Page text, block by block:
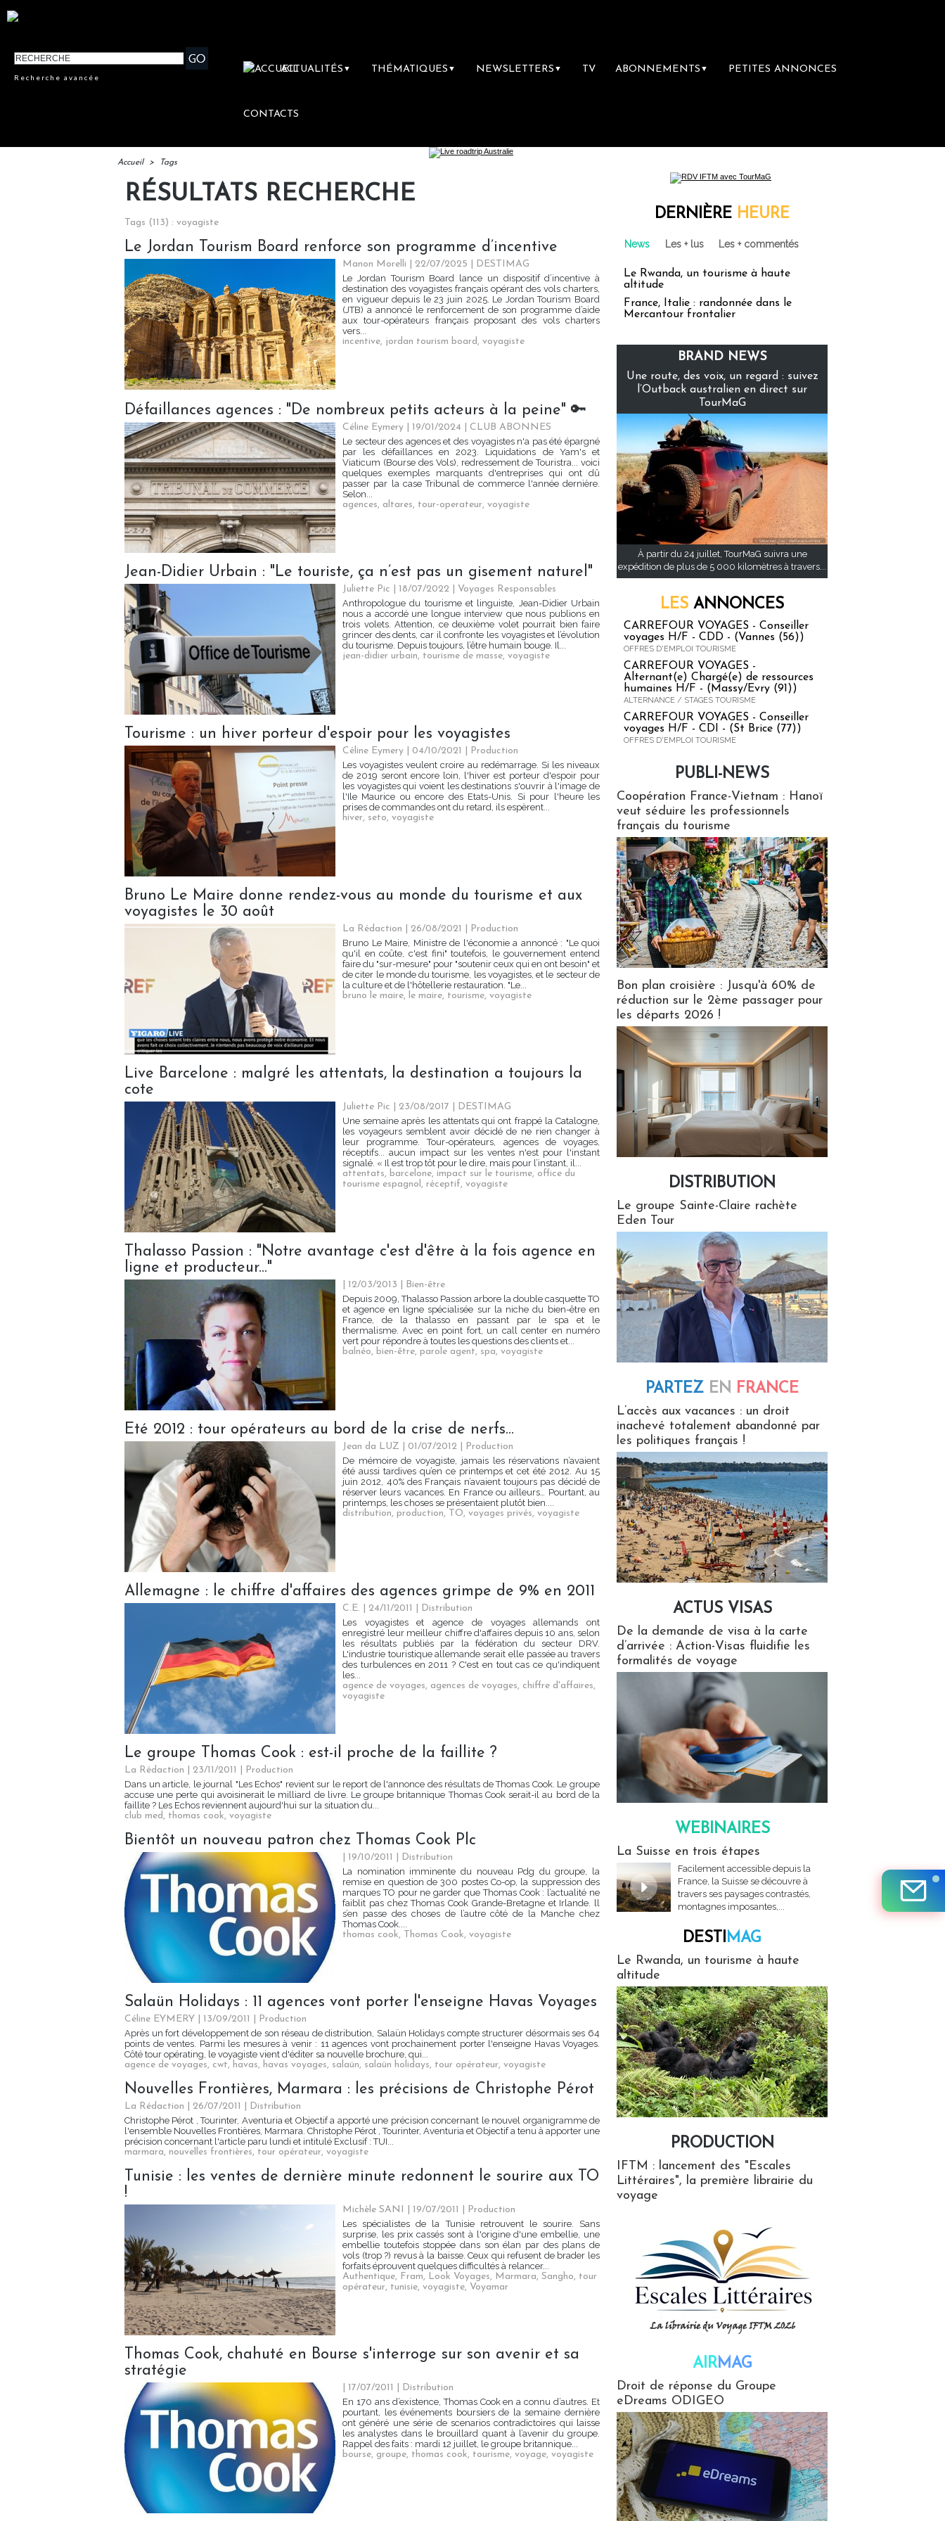
Recherche avancée
ACTUALITÉS ▼ THÉMATIQUES ▼ NEWSLETTERS ▼ TV ABONNEMENTS ▼ PETITES ANNONCES
CONTACTS
Accueil > Tags
RÉSULTATS RECHERCHE
Tags (113) : voyagiste
Le Jordan Tourism Board renforce son programme d’incentive
Manon Morelli | 22/07/2025
DESTIMAG
Le Jordan Tourism Board lance un dispositif d’incentive à
destination des voyagistes français opérant des vols charters,
en vigueur depuis le 23 juin 2025. Le Jordan Tourism Board
(JTB) a annoncé le renforcement de son programme d’aide
aux tour-opérateurs français proposant des vols charters
vers...
incentive, jordan tourism board, voyagiste
Défaillances agences : "De nombreux petits acteurs à la peine" 🔑
Céline Eymery | 19/01/2024
CLUB ABONNES
Le secteur des agences et des voyagistes n'a pas été épargné
par les défaillances en 2023. Liquidations de Yam's et
Viaticum (Bourse des Vols), redressement de Touristra... voici
quelques exemples marquants d'entreprises qui ont dû
passer par la case Tribunal de commerce l'année dernière.
Selon...
agences, altares, tour-operateur, voyagiste
Jean-Didier Urbain : "Le touriste, ça n’est pas un gisement naturel"
Juliette Pic | 18/07/2022
Voyages Responsables
Anthropologue du tourisme et linguiste, Jean-Didier Urbain
nous a accordé une longue interview que nous publions en
trois volets. Attention, ce deuxième volet pourrait bien faire
grincer des dents, car il confronte les voyagistes et l’évolution
du tourisme. Depuis toujours, l’être humain bouge. Il...
jean-didier urbain, tourisme de masse, voyagiste
Tourisme : un hiver porteur d'espoir pour les voyagistes
Céline Eymery | 04/10/2021
Production
Les voyagistes veulent croire au redémarrage. Si les niveaux
de 2019 seront encore loin, l'hiver est porteur d'espoir pour
les voyagistes qui voient les destinations s'ouvrir à l'image de
l'Ile Maurice ou encore des Etats-Unis. Si pour l'heure les
prises de commandes ont du retard, ils espèrent...
hiver, seto, voyagiste
Bruno Le Maire donne rendez-vous au monde du tourisme et aux
voyagistes le 30 août
La Rédaction | 26/08/2021
Production
Bruno Le Maire, Ministre de l'économie a annoncé : "Le quoi
qu'il en coûte, c'est fini" toutefois, le gouvernement entend
faire du "sur-mesure" pour "soutenir ceux qui en ont besoin" et
de citer le monde du tourisme, les voyagistes, et le secteur de
la culture et de l'hôtellerie restauration. "Le...
bruno le maire, le maire, tourisme, voyagiste
Live Barcelone : malgré les attentats, la destination a toujours la
cote
Juliette Pic | 23/08/2017
DESTIMAG
Une semaine après les attentats qui ont frappé la Catalogne,
les voyageurs semblent avoir décidé de ne rien changer à
leur programme. Tour-opérateurs, agences de voyages,
réceptifs... aucun impact sur les ventes n'est pour l'instant
signalé. « Il est trop tôt pour le dire, mais pour l’instant, il...
attentats, barcelone, impact sur le tourisme, office du
tourisme espagnol, réceptif, voyagiste
Thalasso Passion : "Notre avantage c'est d'être à la fois agence en
ligne et producteur..."
| 12/03/2013
Bien-être
Depuis 2009, Thalasso Passion arbore la double casquette TO
et agence en ligne spécialisée sur la niche du bien-être en
France, de la thalasso en passant par le spa et le
thermalisme. Avec en point fort, un call center en numéro
vert pour répondre à toutes les questions des clients et...
balnéo, bien-être, parole agent, spa, voyagiste
Eté 2012 : tour opérateurs au bord de la crise de nerfs…
Jean da LUZ | 01/07/2012
Production
De mémoire de voyagiste, jamais les réservations n’avaient
été aussi tardives qu’en ce printemps et cet été 2012. Au 15
juin 2012, 40% des Français n’avaient toujours pas décidé de
réserver leurs vacances. En France ou ailleurs… Pourtant, au
printemps, les choses se présentaient plutôt bien....
distribution, production, TO, voyages privés, voyagiste
Allemagne : le chiffre d'affaires des agences grimpe de 9% en 2011
C.E. | 24/11/2011
Distribution
Les voyagistes et agence de voyages allemands ont
enregistré leur meilleur chiffre d'affaires depuis 10 ans, selon
les résultats publiés par la fédération du secteur DRV.
L'industrie touristique allemande serait elle passée au travers
des turbulences en 2011 ? C'est en tout cas ce qu'indiquent
les...
agence de voyages, agences de voyages, chiffre d'affaires,
voyagiste
Le groupe Thomas Cook : est-il proche de la faillite ?
La Rédaction | 23/11/2011
Production
Dans un article, le journal "Les Echos" revient sur le report de l'annonce des résultats de Thomas Cook. Le groupe
accuse une perte qui avoisinerait le milliard de livre. Le groupe britannique Thomas Cook serait-il au bord de la
faillite ? Les Echos reviennent aujourd'hui sur la situation du...
club med, thomas cook, voyagiste
Bientôt un nouveau patron chez Thomas Cook Plc
| 19/10/2011
Distribution
La nomination imminente du nouveau Pdg du groupe, la
remise en question de 300 postes Co-op, la suppression des
marques TO pour ne garder que Thomas Cook : l’actualité ne
faiblit pas chez Thomas Cook Grande-Bretagne et Irlande. ll
s’en passe des choses de l’autre côté de la Manche chez
Thomas Cook....
thomas cook, Thomas Cook, voyagiste
Salaün Holidays : 11 agences vont porter l'enseigne Havas Voyages
Céline EYMERY | 13/09/2011
Production
Après un fort développement de son réseau de distribution, Salaün Holidays compte structurer désormais ses 64
points de ventes. Parmi les mesures à venir : 11 agences vont prochainement porter l'enseigne Havas Voyages.
Côté tour opérating, le voyagiste vient d'éditer sa nouvelle brochure, qui...
agence de voyages, cwt, havas, havas voyages, salaün, salaün holidays, tour opérateur, voyagiste
Nouvelles Frontières, Marmara : les précisions de Christophe Pérot
La Rédaction | 26/07/2011
Distribution
Christophe Pérot , Tourinter, Aventuria et Objectif a apporté une précision concernant le nouvel organigramme de
l'ensemble Nouvelles Frontières, Marmara. Christophe Pérot , Tourinter, Aventuria et Objectif a tenu à apporter une
précision concernant l'article paru lundi et intitulé Exclusif : TUI...
marmara, nouvelles frontières, tour opérateur, voyagiste
Tunisie : les ventes de dernière minute redonnent le sourire aux TO
!
Michèle SANI | 19/07/2011
Production
Les spécialistes de la Tunisie retrouvent le sourire. Sans
surprise, les prix cassés sont à l'origine d'une embellie, une
embellie toutefois stoppée dans son élan par des plans de
vols (trop ?) revus à la baisse. Ceux qui refusent de brader les
forfaits éprouvent quelques difficultés à relancer...
Authentique, Fram, Look Voyages, Marmara, Sangho, tour
opérateur, tunisie, voyagiste, Voyamar
Thomas Cook, chahuté en Bourse s'interroge sur son avenir et sa
stratégie
| 17/07/2011
Distribution
En 170 ans d’existence, Thomas Cook en a connu d’autres. Et
pourtant, les événements boursiers de la semaine dernière
ont généré une série de scenarios contradictoires qui laisse
les analystes dans le brouillard quant à l’avenir du groupe.
Rappel des faits : mardi 12 juillet, le groupe britannique...
bourse, groupe, thomas cook, tourisme, voyage, voyagiste
DERNIÈRE HEURE
News Les + lus Les + commentés
Le Rwanda, un tourisme à haute
altitude
France, Italie : randonnée dans le
Mercantour frontalier
BRAND NEWS
Une route, des voix, un regard : suivez
l’Outback australien en direct sur
TourMaG
À partir du 24 juillet, TourMaG suivra une
expédition de plus de 5 000 kilomètres à travers...
LES ANNONCES
CARREFOUR VOYAGES - Conseiller
voyages H/F - CDD - (Vannes (56))
OFFRES D'EMPLOI TOURISME
CARREFOUR VOYAGES -
Alternant(e) Chargé(e) de ressources
humaines H/F - (Massy/Evry (91))
ALTERNANCE / STAGES TOURISME
CARREFOUR VOYAGES - Conseiller
voyages H/F - CDI - (St Brice (77))
OFFRES D'EMPLOI TOURISME
PUBLI-NEWS
Coopération France-Vietnam : Hanoï
veut séduire les professionnels
français du tourisme
Bon plan croisière : Jusqu'à 60% de
réduction sur le 2ème passager pour
les départs 2026 !
DISTRIBUTION
Le groupe Sainte-Claire rachète
Eden Tour
PARTEZ EN FRANCE
L’accès aux vacances : un droit
inachevé totalement abandonné par
les politiques français !
ACTUS VISAS
De la demande de visa à la carte
d’arrivée : Action-Visas fluidifie les
formalités de voyage
WEBINAIRES
La Suisse en trois étapes
Facilement accessible depuis la
France, la Suisse se découvre à
travers ses paysages contrastés,
montagnes imposantes,...
DESTIMAG
Le Rwanda, un tourisme à haute
altitude
PRODUCTION
IFTM : lancement des "Escales
Littéraires", la première librairie du
voyage
AIRMAG
Droit de réponse du Groupe
eDreams ODIGEO